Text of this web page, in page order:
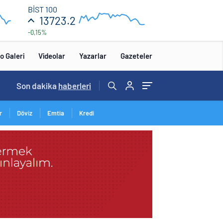
BİST 100
13723.2
-0,15%
12:00
13 850
Galeri Videolar Yazarlar Gazeteler
Son dakika haberleri
Döviz Emtia Kredi